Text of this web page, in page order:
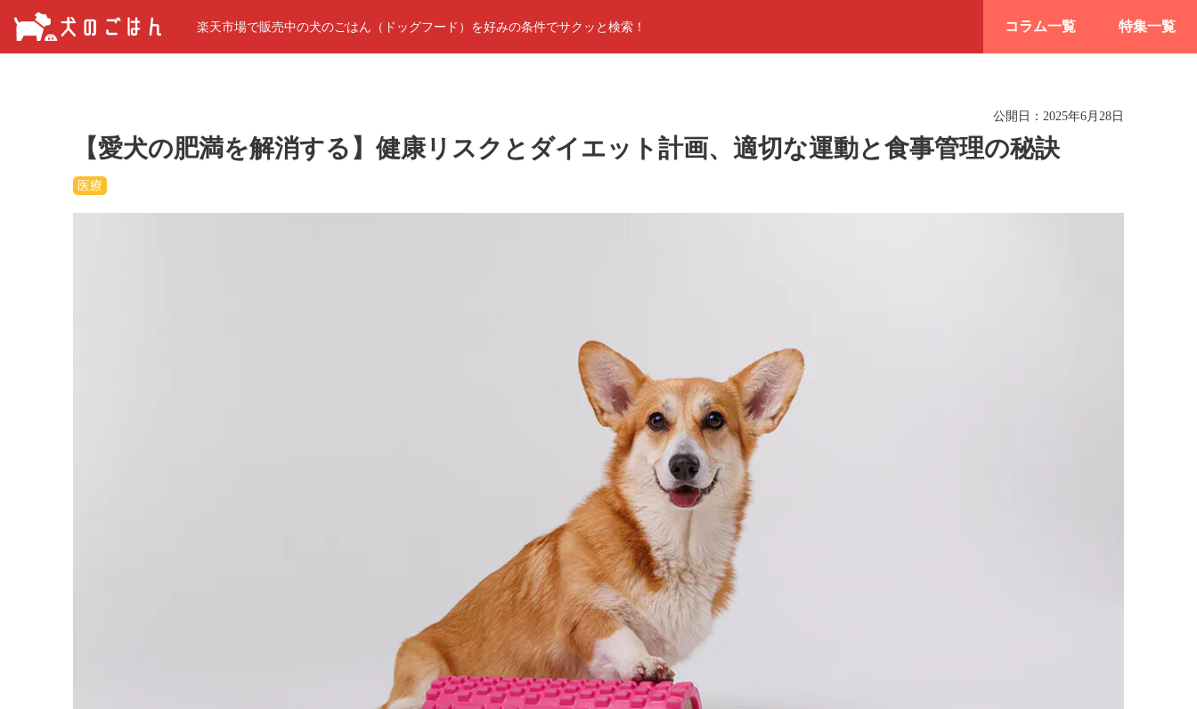
楽天市場で販売中の犬のごはん（ドッグフード）を好みの条件でサクッと検索！ コラム一覧 特集一覧
公開日： 2025年6月28日
【愛犬の肥満を解消する】健康リスクとダイエット計画、適切な運動と食事管理の秘訣
医療